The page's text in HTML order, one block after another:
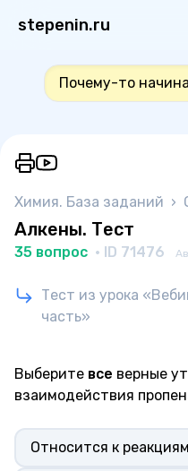
stepenin.ru
Почему-то
Химия. База заданий ›
Алкены. Тест
35 вопрос · ID 71476
Тест из урока
часть»
Выберите все верные
взаимодействия
Относится к